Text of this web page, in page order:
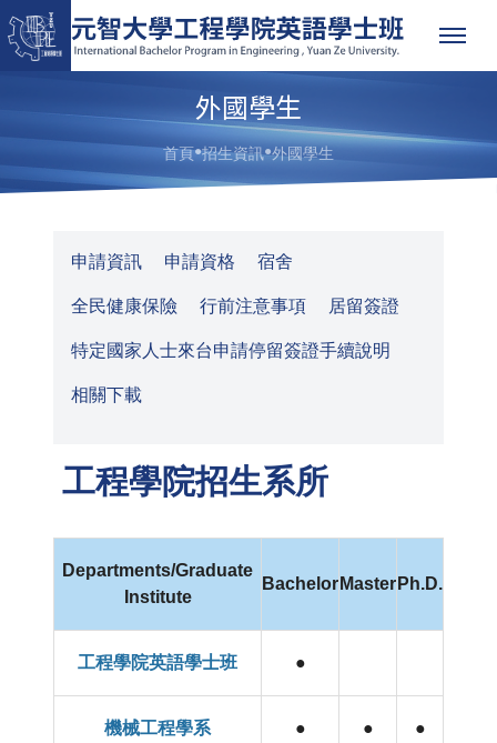
外國學生
首頁●招生資訊●外國學生
申請資訊 申請資格 宿舍
全民健康保險 行前注意事項 居留簽證
特定國家人士來台申請停留簽證手續說明
相關下載
工程學院招生系所
Departments/Graduate
Institute
Bachelor Master Ph.D.
工程學院英語學士班 ●
機械工程學系 ● ● ●